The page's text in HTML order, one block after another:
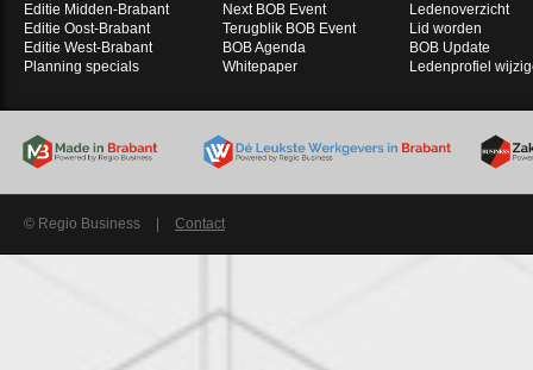
Editie Midden-Brabant
Editie Oost-Brabant
Editie West-Brabant
Planning specials
Next BOB Event
Terugblik BOB Event
BOB Agenda
Whitepaper
Ledenoverzicht
Lid worden
BOB Update
Ledenprofiel
© Regio Business Contact